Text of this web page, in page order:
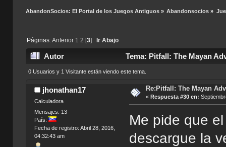
AbandonSocios: El Portal de los Juegos Antiguos» Abandonsocios »
Páginas:Anterior 1 2 [3] Ir Abajo
Autor Tema: Pitfall: The Mayan
0 Usuarios y 1 Visitante están viendo este tema.
jhonathan17
Calculadora
Mensajes: 13
País:
Fecha de registro: Abril 28, 2016,
04:32:43 am
Re:Pitfall: The Mayan
« Respuesta #30 en:
Me pide que
descargue la